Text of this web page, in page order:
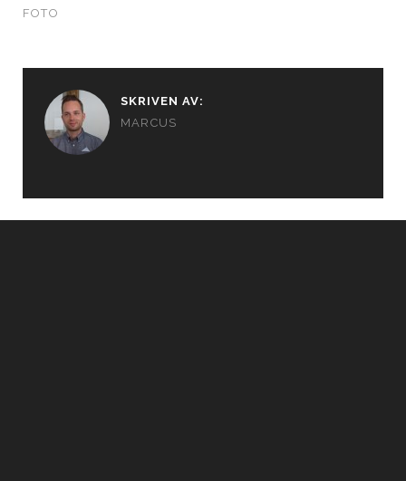
FOTO
SKRIVEN AV:
MARCUS